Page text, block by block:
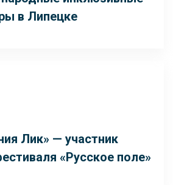
в Липецке
Лик» — участник
«Русское поле»